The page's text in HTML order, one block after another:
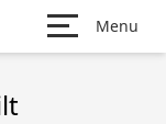
Menu